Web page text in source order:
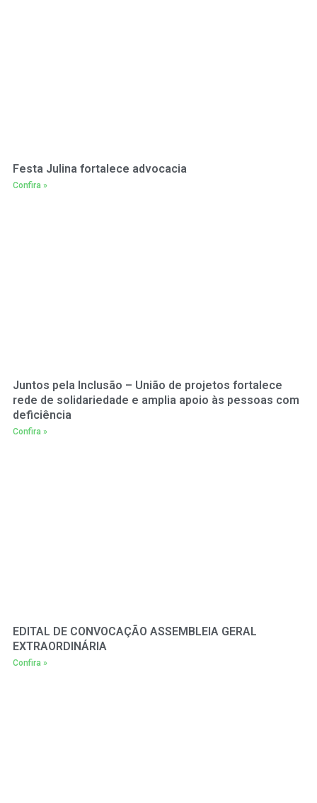
Festa Julina fortalece advocacia
Confira »
Juntos pela Inclusão – União de projetos fortalece
rede de solidariedade e amplia apoio às pessoas com
deficiência
Confira »
EDITAL DE CONVOCAÇÃO ASSEMBLEIA GERAL
EXTRAORDINÁRIA
Confira »